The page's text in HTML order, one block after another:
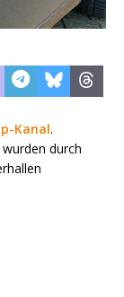
Kanal.
durch